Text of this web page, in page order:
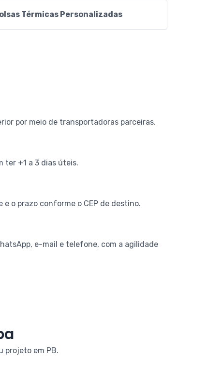
Térmicas Personalizadas
por meio de transportadoras parceiras.
ter +1 a 3 dias úteis.
o prazo conforme o CEP de destino.
e-mail e telefone, com a agilidade
projeto em PB.